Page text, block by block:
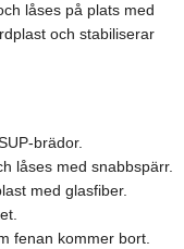
låses på plats med
och stabiliserar
brädor.
låses med snabbspärr.
med glasfiber.
fenan kommer bort.